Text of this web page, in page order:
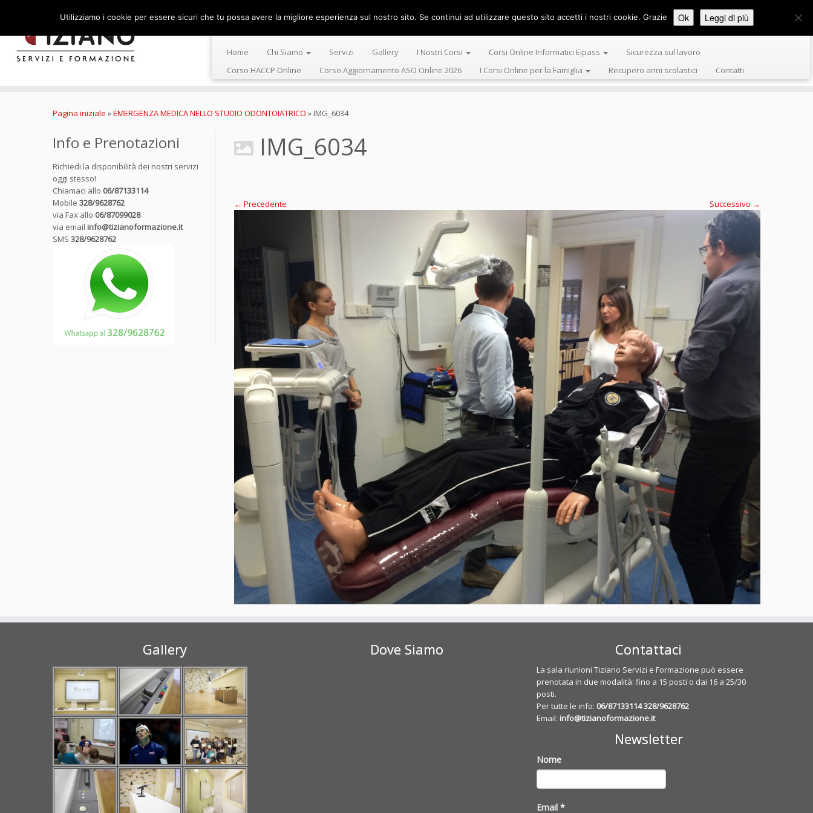
Centro Alta Formazione Tiziano Servizi e Formazione
Home Chi Siamo Servizi Gallery I Nostri Corsi Corsi Online Informatici Eipass
Sicurezza sul lavoro
Corso HACCP Online
Corso Aggiornamento ASO Online 2026 I Corsi Online per la Famiglia Recupero anni scolastici Contatti
Pagina iniziale »EMERGENZA MEDICA NELLO STUDIO ODONTOIATRICO » IMG_6034
Info e Prenotazioni
Richiedi la disponibilità dei nostri servizi
oggi stesso!
Chiamaci allo 06/87133114
Mobile 328/9628762
via Fax allo 06/87099028
via email info@tizianoformazione.it
SMS 328/9628762
IMG_6034
← Precedente Successivo →
Gallery Dove Siamo Contattaci
La sala riunioni Tiziano Servizi e Formazione può essere
prenotata in due modalità: fino a 15 posti o dai 16 a 25/30
posti.
Per tutte le info: 06/87133114328/9628762
Email: info@tizianoformazione.it
Newsletter
Nome
Email *
Utilizziamo i cookie per essere sicuri che tu possa avere la migliore esperienza sul nostro sito. Se continui ad utilizzare questo sito accetti i nostri cookie. Grazie Ok Leggi di più